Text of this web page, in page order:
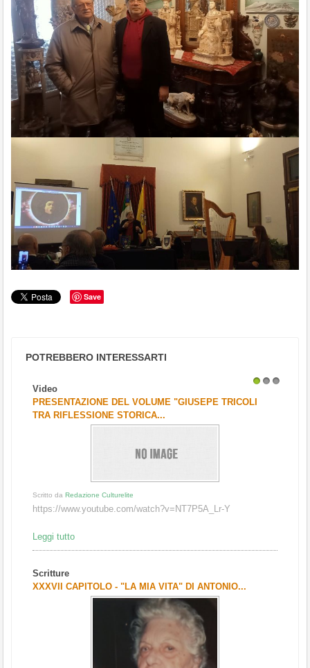
Save
POTREBBERO INTERESSARTI
Video
PRESENTAZIONE DEL VOLUME "GIUSEPE TRICOLI
TRA RIFLESSIONE STORICA...
Scritto da Redazione Culturelite
https://www.youtube.com/watch?v=NT7P5A_Lr-Y
Leggi tutto
Scritture
XXXVII CAPITOLO - "LA MIA VITA" DI ANTONIO...